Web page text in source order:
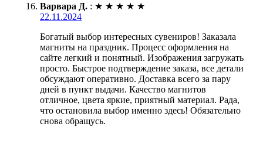
Варвара Д. : ★ ★ ★ ★ ★
22.11.2024
Богатый выбор интересных сувениров! Заказала
магниты на праздник. Процесс оформления на
сайте легкий и понятный. Изображения загружать
просто. Быстрое подтверждение заказа, все детали
обсуждают оперативно. Доставка всего за пару
дней в пункт выдачи. Качество магнитов
отличное, цвета яркие, приятный материал. Рада,
что остановила выбор именно здесь! Обязательно
снова обращусь.